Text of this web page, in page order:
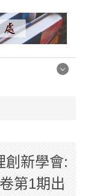
創新學會:
第1期出